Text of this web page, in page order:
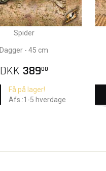
Spider
Dagger - 45 cm
DKK 38900
Få på lager!
Afs.:1-5 hverdage